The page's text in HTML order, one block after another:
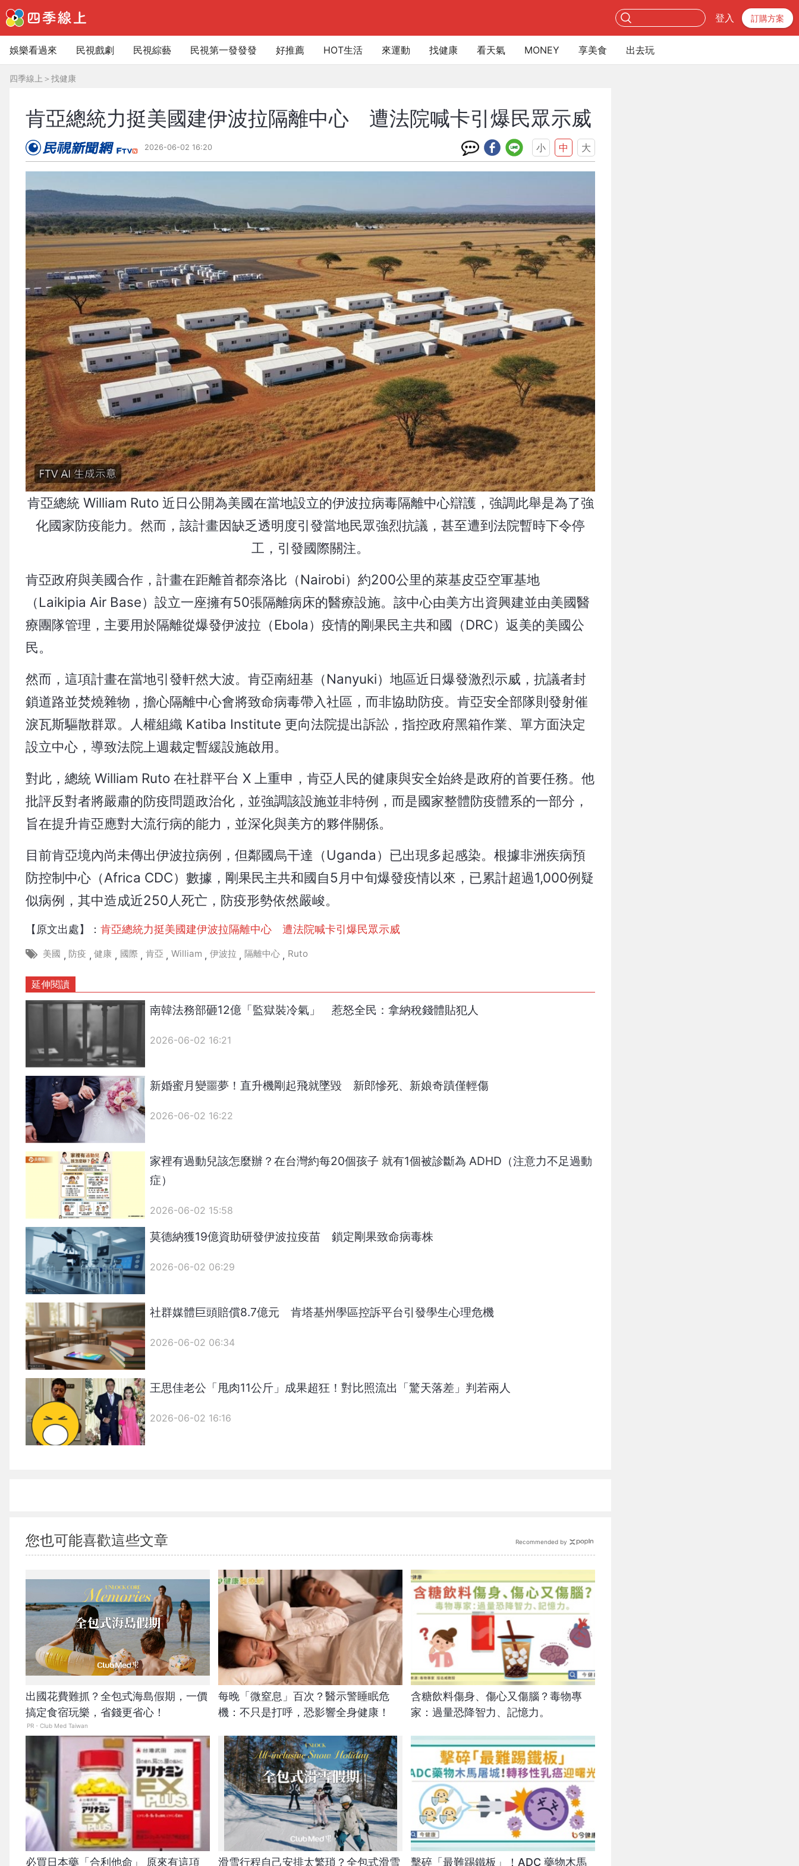
登入 訂購方案
娛樂看過來 民視戲劇 民視綜藝 民視第一發發發 好推薦 HOT生活 來運動 找健康 看天氣 MONEY 享美食 出去玩
四季線上 ＞ 找健康
肯亞總統力挺美國建伊波拉隔離中心 遭法院喊卡引爆民眾示威
2026-06-02 16:20 小 中 大
肯亞總統 William Ruto 近日公開為美國在當地設立的伊波拉病毒隔離中心辯護，強調此舉是為了強
化國家防疫能力。然而，該計畫因缺乏透明度引發當地民眾強烈抗議，甚至遭到法院暫時下令停
工，引發國際關注。
肯亞政府與美國合作，計畫在距離首都奈洛比（Nairobi）約200公里的萊基皮亞空軍基地
（Laikipia Air Base）設立一座擁有50張隔離病床的醫療設施。該中心由美方出資興建並由美國醫
療團隊管理，主要用於隔離從爆發伊波拉（Ebola）疫情的剛果民主共和國（DRC）返美的美國公
民。
然而，這項計畫在當地引發軒然大波。肯亞南紐基（Nanyuki）地區近日爆發激烈示威，抗議者封
鎖道路並焚燒雜物，擔心隔離中心會將致命病毒帶入社區，而非協助防疫。肯亞安全部隊則發射催
淚瓦斯驅散群眾。人權組織 Katiba Institute 更向法院提出訴訟，指控政府黑箱作業、單方面決定
設立中心，導致法院上週裁定暫緩設施啟用。
對此，總統 William Ruto 在社群平台 X 上重申，肯亞人民的健康與安全始終是政府的首要任務。他
批評反對者將嚴肅的防疫問題政治化，並強調該設施並非特例，而是國家整體防疫體系的一部分，
旨在提升肯亞應對大流行病的能力，並深化與美方的夥伴關係。
目前肯亞境內尚未傳出伊波拉病例，但鄰國烏干達（Uganda）已出現多起感染。根據非洲疾病預
防控制中心（Africa CDC）數據，剛果民主共和國自5月中旬爆發疫情以來，已累計超過1,000例疑
似病例，其中造成近250人死亡，防疫形勢依然嚴峻。
【原文出處】：肯亞總統力挺美國建伊波拉隔離中心 遭法院喊卡引爆民眾示威
美國 , 防疫 , 健康 , 國際 , 肯亞 , William , 伊波拉 , 隔離中心 , Ruto
延伸閱讀
南韓法務部砸12億「監獄裝冷氣」 惹怒全民：拿納稅錢體貼犯人
2026-06-02 16:21
新婚蜜月變噩夢！直升機剛起飛就墜毀 新郎慘死、新娘奇蹟僅輕傷
2026-06-02 16:22
家裡有過動兒該怎麼辦？在台灣約每20個孩子 就有1個被診斷為 ADHD（注意力不足過動
症）
2026-06-02 15:58
莫德納獲19億資助研發伊波拉疫苗 鎖定剛果致命病毒株
2026-06-02 06:29
社群媒體巨頭賠償8.7億元 肯塔基州學區控訴平台引發學生心理危機
2026-06-02 06:34
王思佳老公「甩肉11公斤」成果超狂！對比照流出「驚天落差」判若兩人
2026-06-02 16:16
您也可能喜歡這些文章
出國花費難抓？全包式海島假期，一價
搞定食宿玩樂，省錢更省心！
PR・Club Med Taiwan
每晚「微窒息」百次？醫示警睡眠危
機：不只是打呼，恐影響全身健康！
含糖飲料傷身、傷心又傷腦？毒物專
家：過量恐降智力、記憶力。
必買日本藥「合利他命」 原來有這項 滑雪行程自己安排太繁瑣？全包式滑雪 擊碎「最難踢鐵板」！ADC 藥物木馬
Recommended by